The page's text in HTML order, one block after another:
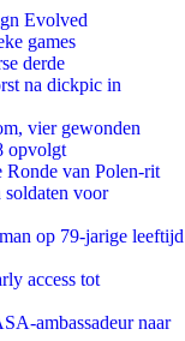
Evolved
games
derde
na dickpic in
vier gewonden
opvolgt
Ronde van Polen-rit
voor
op 79-jarige leeftijd
access tot
ambassadeur naar